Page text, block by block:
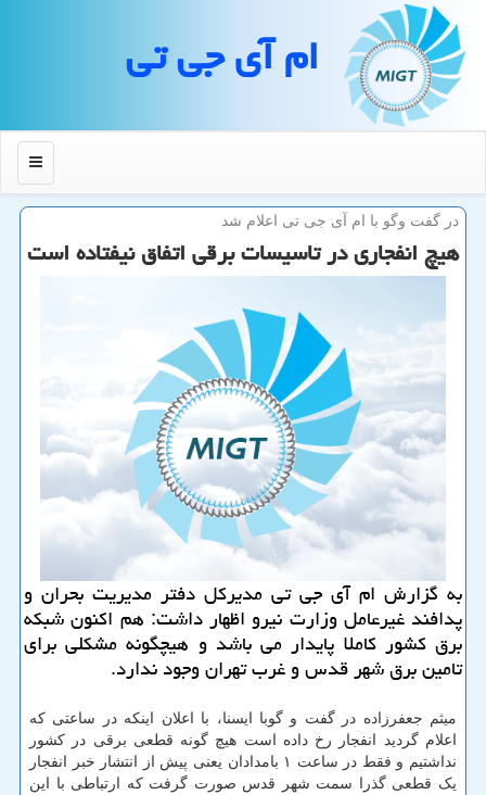
ام آی جی تی
منو
در گفت وگو با ام آی جی تی اعلام شد
هیچ انفجاری در تاسیسات برقی اتفاق نیفتاده است
به گزارش ام آی جی تی مدیركل دفتر مدیریت بحران و
پدافند غیرعامل وزارت نیرو اظهار داشت: هم اكنون شبكه
برق كشور كاملا پایدار می باشد و هیچگونه مشكلی برای
تامین برق شهر قدس و غرب تهران وجود ندارد.
میثم جعفرزاده در گفت و گوبا ایسنا، با اعلان اینکه در ساعتی که
اعلام گردید انفجار رخ داده است هیچ گونه قطعی برقی در کشور
نداشتیم و فقط در ساعت ۱ بامدادان یعنی پیش از انتشار خبر انفجار
یک قطعی گذرا سمت شهر قدس صورت گرفت که ارتباطی با این